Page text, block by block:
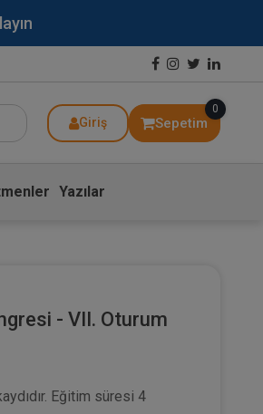
Giriş Sepetim
0
Yazılar
- VII. Oturum
Eğitim süresi 4